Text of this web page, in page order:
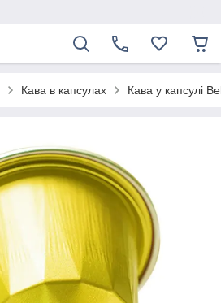
Кава в капсулах Кава у капсулі